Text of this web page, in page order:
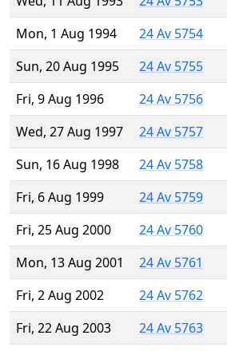
Mon, 1 Aug 1994
24 Av 5754
Sun, 20 Aug 1995
24 Av 5755
Fri, 9 Aug 1996
24 Av 5756
Wed, 27 Aug 1997
24 Av 5757
Sun, 16 Aug 1998
24 Av 5758
Fri, 6 Aug 1999
24 Av 5759
Fri, 25 Aug 2000
24 Av 5760
Mon, 13 Aug 2001
24 Av 5761
Fri, 2 Aug 2002
24 Av 5762
Fri, 22 Aug 2003
24 Av 5763